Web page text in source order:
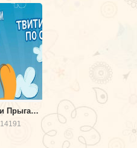
Игра Твити Прыгает по Облакам
14191